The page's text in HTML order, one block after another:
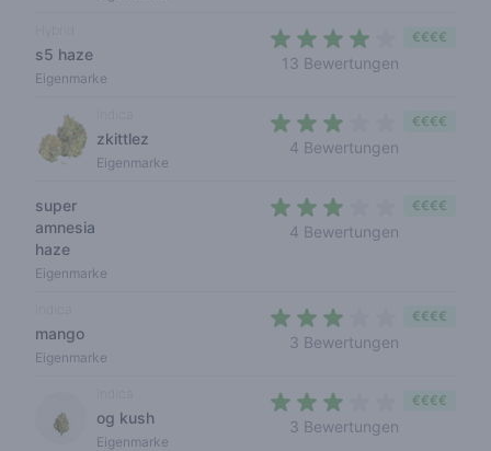
s5 haze
Eigenmarke
13 Bewertungen
€€€€
zkittlez
Eigenmarke
4 Bewertungen
€€€€
super
amnesia
haze
Eigenmarke
4 Bewertungen
€€€€
mango
Eigenmarke
3 Bewertungen
€€€€
og kush
Eigenmarke
3 Bewertungen
€€€€